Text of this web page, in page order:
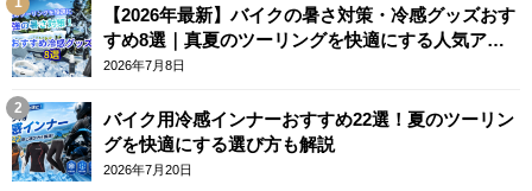
【2026年最新】バイクの暑さ対策・冷感グッズおす
すめ8選｜真夏のツーリングを快適にする人気アイ
テム
2026年7月8日
バイク用冷感インナーおすすめ22選！夏のツーリン
グを快適にする選び方も解説
2026年7月20日